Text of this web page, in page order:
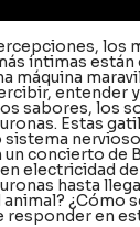
los
íntimas
máquina
entender
sabores, los
Estas
nervioso
un concierto de
electricidad
hasta
¿Cómo
responder en